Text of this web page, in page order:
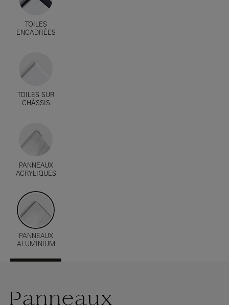
TOILES
ENCADRÉES
TOILES SUR
CHÂSSIS
PANNEAUX
ACRYLIQUES
PANNEAUX
ALUMINIUM
Panneaux